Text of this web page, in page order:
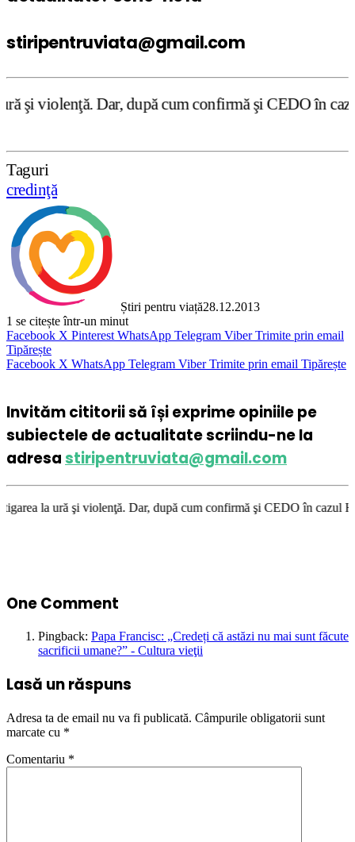
stiripentruviata@gmail.com
după cum confirmă şi CEDO în cazul Handyside
Taguri
credinţă
Știri pentru viață28.12.2013
1 se citește într-un minut
Facebook X Pinterest WhatsApp Telegram Viber Trimite prin email
Tipărește
Facebook X WhatsApp Telegram Viber Trimite prin email Tipărește
Invităm cititorii să își exprime opiniile pe
subiectele de actualitate scriindu-ne la
adresastiripentruviata@gmail.com
Dar, după cum confirmă şi CEDO în cazul Handyside vs.
One Comment
Pingback: Papa Francisc: „Credeți că astăzi nu mai sunt făcute
sacrificii umane?” - Cultura vieţii
Lasă un răspuns
Adresa ta de email nu va fi publicată. Câmpurile obligatorii sunt
marcate cu *
Comentariu *